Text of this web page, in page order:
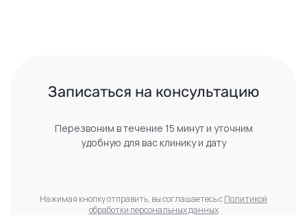
Записаться на консультацию
Перезвоним в течение 15 минут и уточним
удобную для вас клинику и дату
Нажимая кнопку отправить, вы соглашаетесь сПолитикой
обработки персональных данных